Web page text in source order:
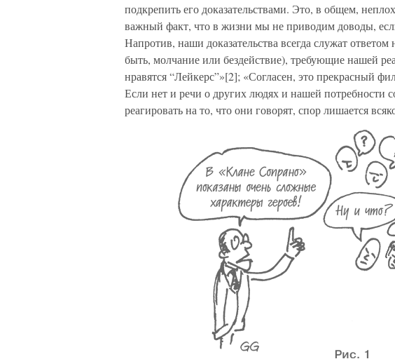
подкрепить его доказательствами. Это, в общем,
важный факт, что в жизни мы не приводим доводы,
Напротив, наши доказательства всегда служат
быть, молчание или бездействие), требующие нашей
нравятся “Лейкерс”»[2]; «Согласен, это прекрасный
Если нет и речи о других людях и нашей потребности
реагировать на то, что они говорят, спор лишается